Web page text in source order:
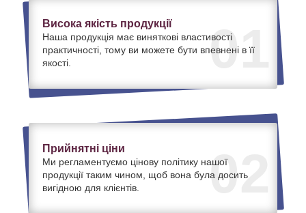
01
Висока якість продукції
Наша продукція має виняткові властивості
практичності, тому ви можете бути впевнені в її
якості.
02
Прийнятні ціни
Ми регламентуємо цінову політику нашої
продукції таким чином, щоб вона була досить
вигідною для клієнтів.